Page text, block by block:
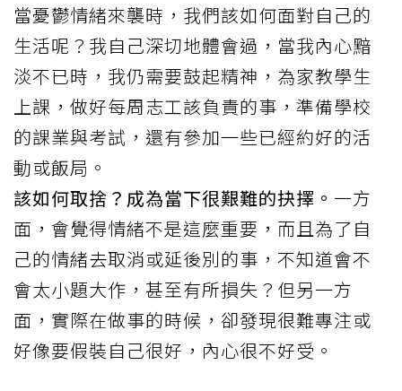
當憂鬱情緒來襲時，我們該如何面對自己的
生活呢？我自己深切地體會過，當我內心黯
淡不已時，我仍需要鼓起精神，為家教學生
上課，做好每周志工該負責的事，準備學校
的課業與考試，還有參加一些已經約好的活
動或飯局。
該如何取捨？成為當下很艱難的抉擇。 一方
面，會覺得情緒不是這麼重要，而且為了自
己的情緒去取消或延後別的事，不知道會不
會太小題大作，甚至有所損失？但另一方
面，實際在做事的時候，卻發現很難專注或
好像要假裝自己很好，內心很不好受。